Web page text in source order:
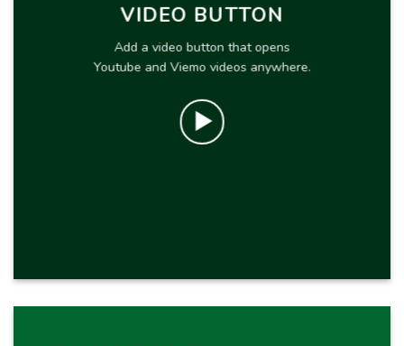
VIDEO BUTTON
Add a video button that opens
Youtube and Viemo videos anywhere.